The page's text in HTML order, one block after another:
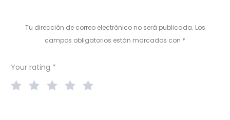
s
Tu dirección de correo electrónico no será publicada. Los
campos obligatorios están marcados con *
Your rating *